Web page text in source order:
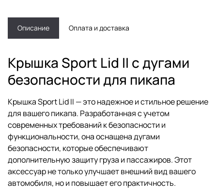
Описание Оплата и доставка
Крышка Sport Lid II с дугами
безопасности для пикапа
Крышка Sport Lid II — это надежное и стильное решение
для вашего пикапа. Разработанная с учетом
современных требований к безопасности и
функциональности, она оснащена дугами
безопасности, которые обеспечивают
дополнительную защиту груза и пассажиров. Этот
аксессуар не только улучшает внешний вид вашего
автомобиля, но и повышает его практичность.